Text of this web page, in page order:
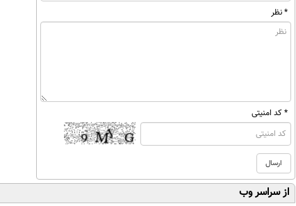
* نظر
* کد امنیتی
از سراسر وب